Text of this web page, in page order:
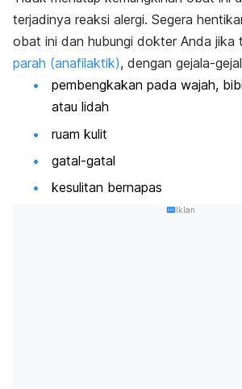
terjadinya reaksi alergi. Segera
obat ini dan hubungi dokter Anda jika
parah (anafilaktik), dengan gejala-
pembengkakan pada wajah,
atau lidah
ruam kulit
gatal-gatal
kesulitan bernapas
Iklan